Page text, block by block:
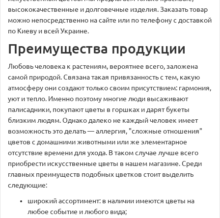
высококачественные и долговечные изделия. Заказать товар
можно непосредственно на сайте или по телефону с доставкой
по Киеву и всей Украине.
Преимущества продукции
Любовь человека к растениям, вероятнее всего, заложена
самой природой. Связана такая привязанность с тем, какую
атмосферу они создают только своим присутствием: гармония,
уют и тепло. Именно поэтому многие люди высаживают
палисадники, покупают цветы в горшках и дарят букеты
близким людям. Однако далеко не каждый человек имеет
возможность это делать — аллергия, "сложные отношения"
цветов с домашними животными или же элементарное
отсутствие времени для ухода. В таком случае лучше всего
приобрести искусственные цветы в нашем магазине. Среди
главных преимуществ подобных цветков стоит выделить
следующие:
широкий ассортимент: в наличии имеются цветы на
любое событие и любого вида;